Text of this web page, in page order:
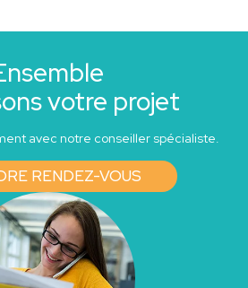
votre projet
avec notre conseiller spécialiste.
RENDEZ-VOUS